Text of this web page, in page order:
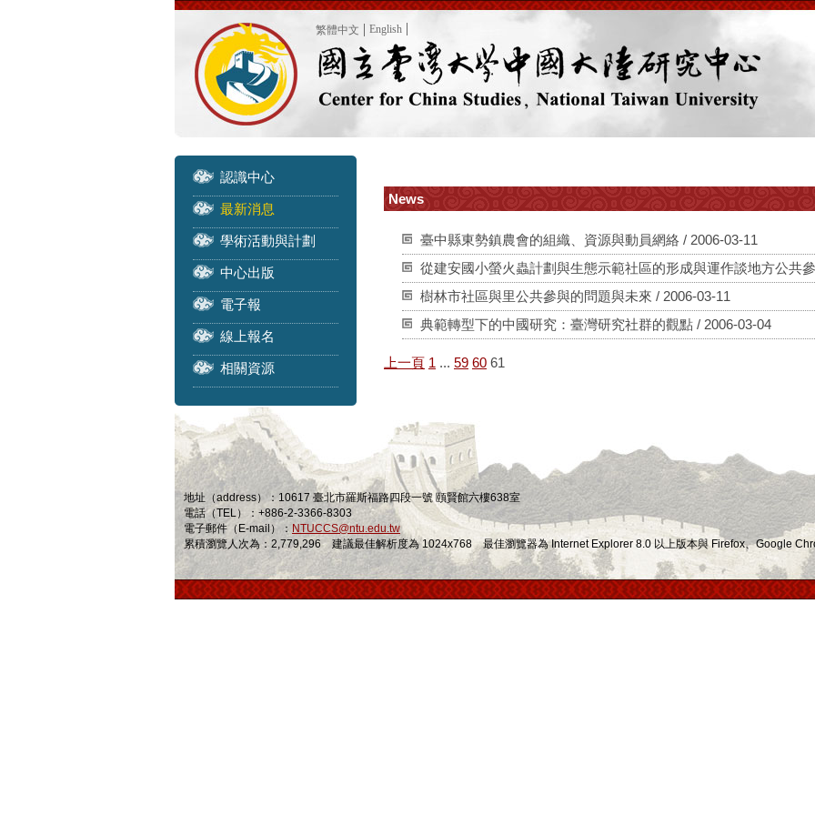
繁體中文 English
認識中心
最新消息
學術活動與計劃
中心出版
電子報
線上報名
相關資源
News
臺中縣東勢鎮農會的組織、資源與動員網絡 / 2006-03-11
從建安國小螢火蟲計劃與生態示範社區的形成與運作談地方公共
樹林市社區與里公共參與的問題與未來 / 2006-03-11
典範轉型下的中國研究：臺灣研究社群的觀點 / 2006-03-04
上一頁 1 ... 59 60 61
地址（address）：10617 臺北市羅斯福路四段一號 頤賢館六樓638室
電話（TEL）：+886-2-3366-8303
電子郵件（E-mail）： NTUCCS@ntu.edu.tw
累積瀏覽人次為：2,779,296 建議最佳解析度為 1024x768 最佳瀏覽器為 Internet Explorer 8.0 以上版本與 Firefox、Google